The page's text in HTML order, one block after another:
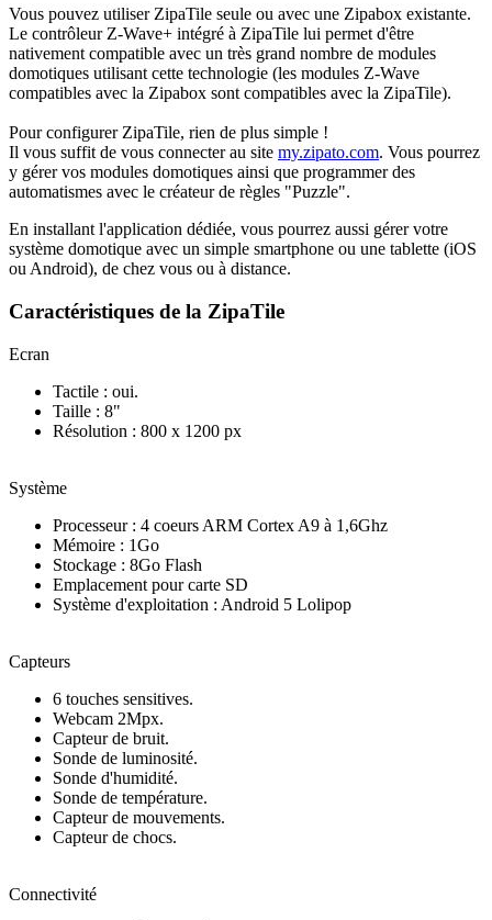
Vous pouvez utiliser ZipaTile seule ou avec une Zipabox existante.
Le contrôleur Z-Wave+ intégré à ZipaTile lui permet d'être
nativement compatible avec un très grand nombre de modules
domotiques utilisant cette technologie (les modules Z-Wave
compatibles avec la Zipabox sont compatibles avec la ZipaTile).
Pour configurer ZipaTile, rien de plus simple !
Il vous suffit de vous connecter au site my.zipato.com. Vous pourrez
y gérer vos modules domotiques ainsi que programmer des
automatismes avec le créateur de règles "Puzzle".
En installant l'application dédiée, vous pourrez aussi gérer votre
système domotique avec un simple smartphone ou une tablette (iOS
ou Android), de chez vous ou à distance.
Caractéristiques de la ZipaTile
Ecran
Tactile : oui.
Taille : 8"
Résolution : 800 x 1200 px
Système
Processeur : 4 coeurs ARM Cortex A9 à 1,6Ghz
Mémoire : 1Go
Stockage : 8Go Flash
Emplacement pour carte SD
Système d'exploitation : Android 5 Lolipop
Capteurs
6 touches sensitives.
Webcam 2Mpx.
Capteur de bruit.
Sonde de luminosité.
Sonde d'humidité.
Sonde de température.
Capteur de mouvements.
Capteur de chocs.
Connectivité